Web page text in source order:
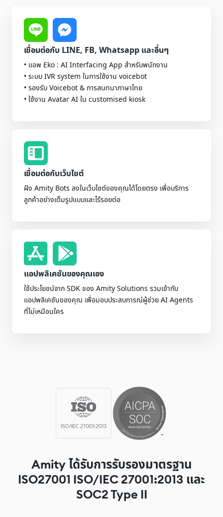
เชื่อมต่อกับ LINE, FB, Whatsapp และอื่นๆ
• แอพ Eko : AI Interfacing App สำหรับพนักงาน
• ระบบ IVR system ในการใช้งาน voicebot
• รองรับ Voicebot & การสนทนาภาษาไทย
• ใช้งาน Avatar AI ใน customised kiosk
เชื่อมต่อกับเว็บไซต์
ฝัง Amity Bots ลงในเว็บไซต์ของคุณได้โดยตรง เพื่อบริการ
ลูกค้าอย่างเต็มรูปแบบและไร้รอยต่อ
แอปพลิเคชันของคุณเอง
ใช้ประโยชน์จาก SDK ของ Amity Solutions รวมเข้ากับ
แอปพลิเคชันของคุณ เพื่อมอบประสบการณ์ผู้ช่วย AI Agents
ที่ไม่เหมือนใคร
Amityได้รับการรับรองมาตรฐาน
ISO27001 ISO/IEC 27001:2013 และ
SOC2 Type II